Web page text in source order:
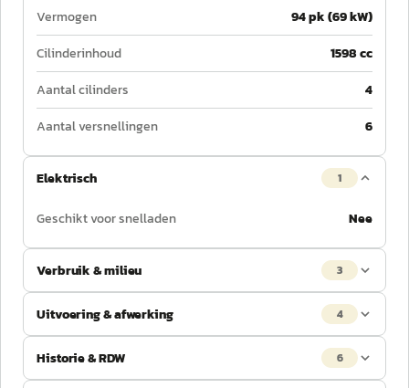
Vermogen
94 pk (69 kW)
Cilinderinhoud
1598 cc
Aantal cilinders
4
Aantal versnellingen
6
Elektrisch 1
Geschikt voor snelladen Nee
Verbruik & milieu 3
Uitvoering & afwerking 4
Historie & RDW 6